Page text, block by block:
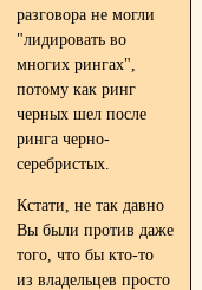
разговора не могли
"лидировать во
многих рингах",
потому как ринг
черных шел после
ринга черно-
серебристых.
Кстати, не так давно
Вы были против даже
того, что бы кто-то
из владельцев просто